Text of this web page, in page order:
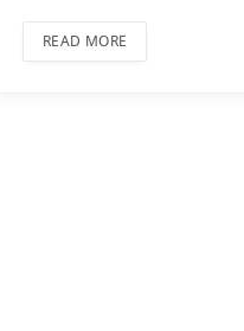
READ MORE